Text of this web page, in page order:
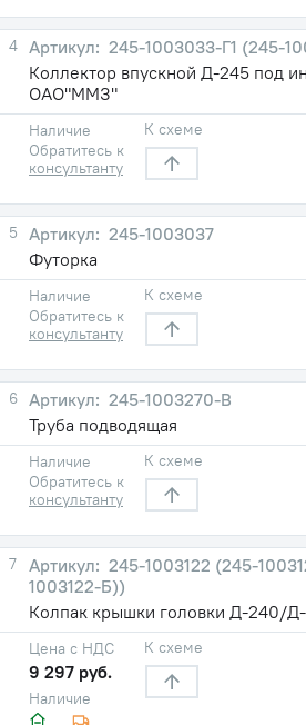
4
245-1003033-Г1 (245-
Коллектор впускной Д-245 под
ОАО"ММЗ"
Наличие
Обратитесь к
консультанту
К схеме
5
245-1003037
Футорка
Наличие
Обратитесь к
консультанту
К схеме
6
245-1003270-В
Труба подводящая
Наличие
Обратитесь к
консультанту
К схеме
7
245-1003122 (245-
1003122-Б))
Колпак крышки головки Д-240/
Наличие
Цена с НДС
9 297 руб.
К схеме